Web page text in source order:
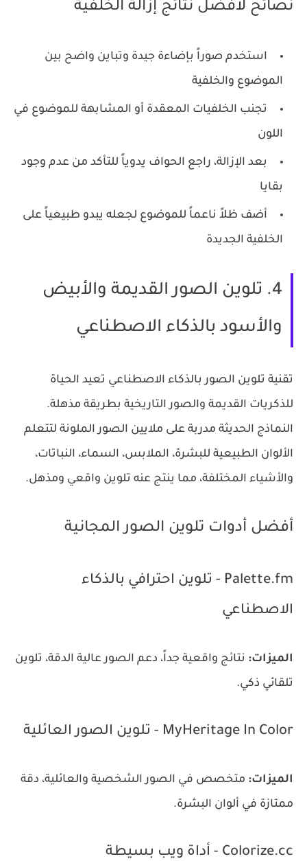
نصائح لأفضل نتائج إزالة الخلفية
استخدم صوراً بإضاءة جيدة وتباين واضح بين
الموضوع والخلفية
تجنب الخلفيات المعقدة أو المشابهة للموضوع في
اللون
بعد الإزالة، راجع الحواف يدوياً للتأكد من عدم وجود
بقايا
أضف ظلاً ناعماً للموضوع لجعله يبدو طبيعياً على
الخلفية الجديدة
4. تلوين الصور القديمة والأبيض
والأسود بالذكاء الاصطناعي
تقنية تلوين الصور بالذكاء الاصطناعي تعيد الحياة
للذكريات القديمة والصور التاريخية بطريقة مذهلة.
النماذج الحديثة مدربة على ملايين الصور الملونة لتتعلم
الألوان الطبيعية للبشرة، الملابس، السماء، النباتات،
والأشياء المختلفة، مما ينتج عنه تلوين واقعي ومذهل.
أفضل أدوات تلوين الصور المجانية
Palette.fm - تلوين احترافي بالذكاء
الاصطناعي
الميزات: نتائج واقعية جداً، دعم الصور عالية الدقة، تلوين
تلقائي ذكي.
MyHeritage In Color - تلوين الصور العائلية
الميزات: متخصص في الصور الشخصية والعائلية، دقة
ممتازة في ألوان البشرة.
Colorize.cc - أداة ويب بسيطة